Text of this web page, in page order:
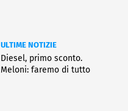
ULTIME NOTIZIE
Diesel, primo sconto.
Meloni: faremo di tutto